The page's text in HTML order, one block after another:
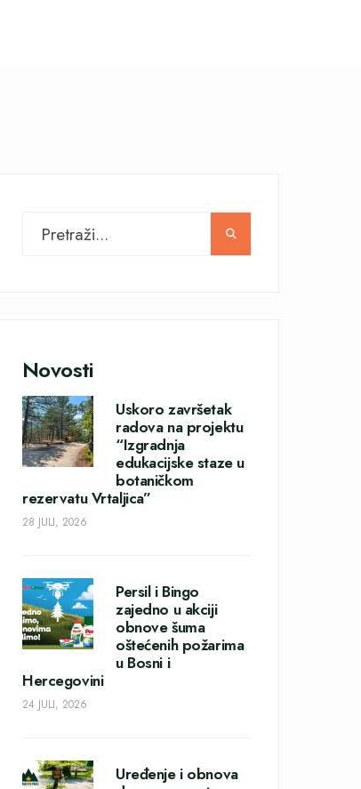
Novosti
Uskoro završetak
radova na projektu
“Izgradnja
edukacijske staze u
botaničkom
rezervatu Vrtaljica”
28 JULI, 2026
Persil i Bingo
zajedno u akciji
obnove šuma
oštećenih požarima
u Bosni i
Hercegovini
24 JULI, 2026
Uređenje i obnova